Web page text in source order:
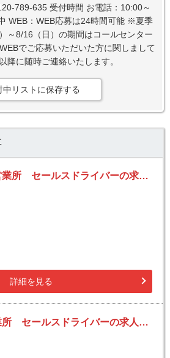
789-635 受付時間 お電話：10:00～
WEB：WEB応募は24時間可能 ※夏季
～8/16（日）の期間はコールセンター
でご応募いただいた方に関しまして
降に随時ご連絡いたします。
中リストに保存する
佐川急便 中野東営業所 セールスドライバーの求人！安定収入と働きがい！大手の佐川急便で長期的に活躍できるチャンス♪
詳細を見る
佐川急便 荒川営業所 セールスドライバーの求人！安定収入と働きがい！大手の佐川急便で長期的に活躍できるチャンス♪